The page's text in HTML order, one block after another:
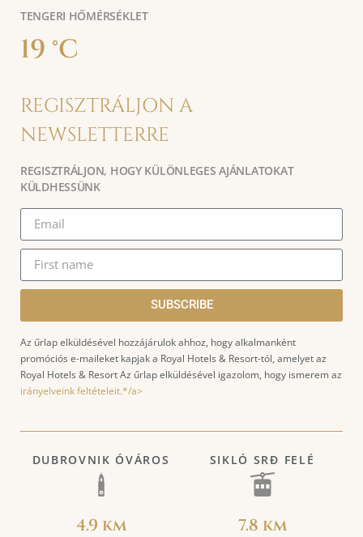
TENGERI HŐMÉRSÉKLET
19 °C
REGISZTRÁLJON A
NEWSLETTERRE
REGISZTRÁLJON, HOGY KÜLÖNLEGES AJÁNLATOKAT
KÜLDHESSÜNK
SUBSCRIBE
Az űrlap elküldésével hozzájárulok ahhoz, hogy alkalmanként
promóciós e-maileket kapjak a Royal Hotels & Resort-tól, amelyet az
Royal Hotels & Resort Az űrlap elküldésével igazolom, hogy ismerem az
irányelveink feltételeit.*/a>
DUBROVNIK ÓVÁROS
4.9 km
SIKLÓ SRĐ FELÉ
7.8 km